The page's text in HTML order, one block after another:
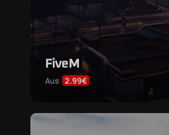
FiveM
Aus 2.99€